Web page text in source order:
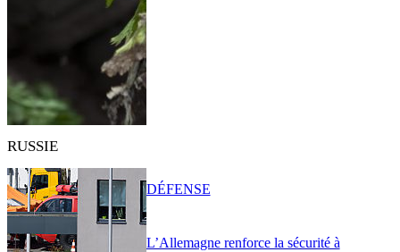
RUSSIE
L’Allemagne renforce la sécurité à
DÉFENSE